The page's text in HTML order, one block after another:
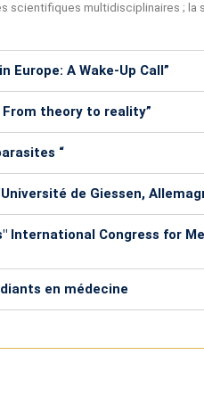
scientifiques multidisciplinaires ;
Europe: A Wake-Up Call”
theory to reality”
“
de Giessen,
International Congress for
en médecine